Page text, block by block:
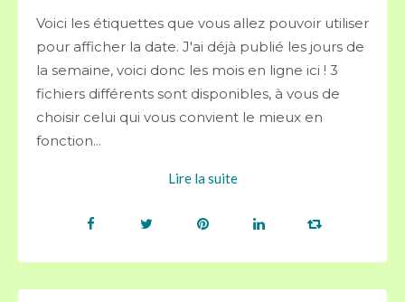
Voici les étiquettes que vous allez pouvoir utiliser
pour afficher la date. J'ai déjà publié les jours de
la semaine, voici donc les mois en ligne ici ! 3
fichiers différents sont disponibles, à vous de
choisir celui qui vous convient le mieux en
fonction...
Lire la suite